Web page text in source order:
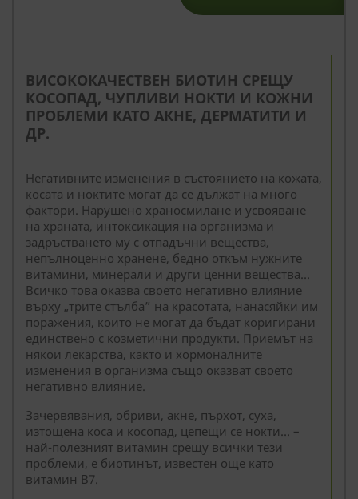
ВИСОКОКАЧЕСТВЕН БИОТИН СРЕЩУ
КОСОПАД, ЧУПЛИВИ НОКТИ И КОЖНИ
ПРОБЛЕМИ КАТО АКНЕ, ДЕРМАТИТИ И
ДР.
Негативните изменения в състоянието на кожата,
косата и ноктите могат да се дължат на много
фактори. Нарушено храносмилане и усвояване
на храната, интоксикация на организма и
задръстването му с отпадъчни вещества,
непълноценно хранене, бедно откъм нужните
витамини, минерали и други ценни вещества…
Всичко това оказва своето негативно влияние
върху „трите стълба” на красотата, нанасяйки им
поражения, които не могат да бъдат коригирани
единствено с козметични продукти. Приемът на
някои лекарства, както и хормоналните
изменения в организма също оказват своето
негативно влияние.
Зачервявания, обриви, акне, пърхот, суха,
изтощена коса и косопад, цепещи се нокти… –
най-полезният витамин срещу всички тези
проблеми, е биотинът, известен още като
витамин В7.